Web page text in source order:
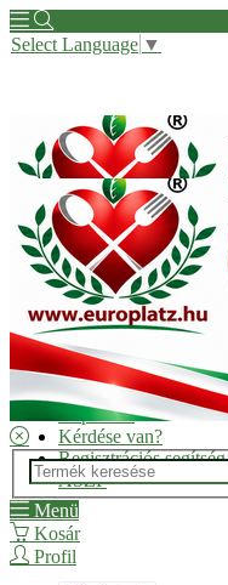
Select Language ▼
Hírek
Kapcsolat
Kérdése van?
Regisztrációs segítség
ÁSZF
Menü
Kosár
Profil